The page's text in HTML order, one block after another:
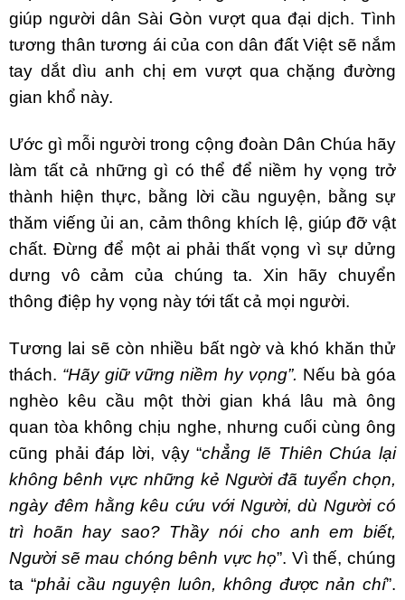
giúp người dân Sài Gòn vượt qua đại dịch. Tình
tương thân tương ái của con dân đất Việt sẽ nắm
tay dắt dìu anh chị em vượt qua chặng đường
gian khổ này.
Ước gì mỗi người trong cộng đoàn Dân Chúa hãy
làm tất cả những gì có thể để niềm hy vọng trở
thành hiện thực, bằng lời cầu nguyện, bằng sự
thăm viếng ủi an, cảm thông khích lệ, giúp đỡ vật
chất. Đừng để một ai phải thất vọng vì sự dửng
dưng vô cảm của chúng ta. Xin hãy chuyển
thông điệp hy vọng này tới tất cả mọi người.
Tương lai sẽ còn nhiều bất ngờ và khó khăn thử
thách. “Hãy giữ vững niềm hy vọng”. Nếu bà góa
nghèo kêu cầu một thời gian khá lâu mà ông
quan tòa không chịu nghe, nhưng cuối cùng ông
cũng phải đáp lời, vậy “chẳng lẽ Thiên Chúa lại
không bênh vực những kẻ Người đã tuyển chọn,
ngày đêm hằng kêu cứu với Người, dù Người có
trì hoãn hay sao? Thầy nói cho anh em biết,
Người sẽ mau chóng bênh vực họ”. Vì thế, chúng
ta “phải cầu nguyện luôn, không được nản chí”.